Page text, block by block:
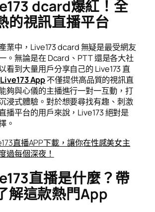
dcard爆紅！全
的視訊直播平台
業中，Live173 dcard 無疑是最受網友
。無論是在 Dcard、PTT 還是各大社
看到大量用戶分享自己的 Live173 直
Live173 App不僅提供高品質的視訊直
夠與心儀的主播進行一對一互動，打
浸式體驗。對於想要尋找有趣、刺激
播平台的用戶來說，Live173 絕對是
。
直播APP下載，讓你在性感美女主
過每個深夜！
直播是什麼？帶
解這款熱門App